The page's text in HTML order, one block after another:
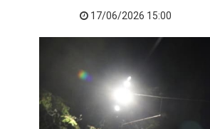
17/06/2026 15:00